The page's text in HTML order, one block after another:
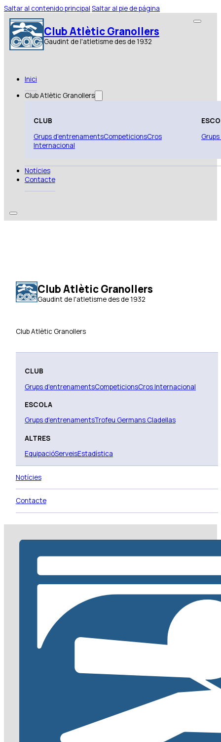
Saltar al contenido principal Saltar al pie de página
Club Atlètic Granollers
Gaudint de l'atletisme des de 1932
Inici
Club Atlètic Granollers
CLUB
Grups d'entrenamentsCompeticionsCros
Internacional
Notícies
Contacte
Club Atlètic Granollers
Gaudint de l'atletisme des de 1932
Club Atlètic Granollers
CLUB
Grups d'entrenamentsCompeticionsCros Internacional
ESCOLA
Grups d'entrenamentsTrofeu Germans Cladellas
ALTRES
EquipacióServeisEstadística
Notícies
Contacte